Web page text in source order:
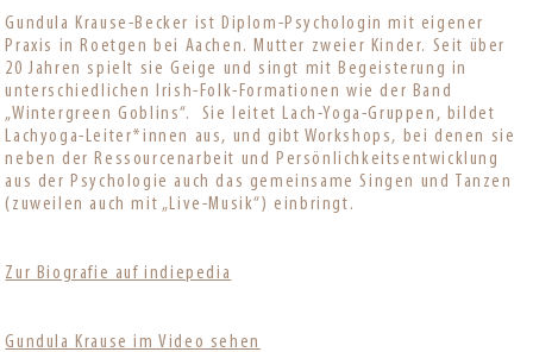
Gundula Krause-Becker ist Diplom-Psychologin mit eigener
Praxis in Roetgen bei Aachen. Mutter zweier Kinder. Seit über
20 Jahren spielt sie Geige und singt mit Begeisterung in
unterschiedlichen Irish-Folk-Formationen wie der Band
„Wintergreen Goblins“. Sie leitet Lach-Yoga-Gruppen, bildet
Lachyoga-Leiter*innen aus, und gibt Workshops, bei denen sie
neben der Ressourcenarbeit und Persönlichkeitsentwicklung
aus der Psychologie auch das gemeinsame Singen und Tanzen
(zuweilen auch mit „Live-Musik“) einbringt.
Zur Biografie auf indiepedia
Gundula Krause im Video sehen